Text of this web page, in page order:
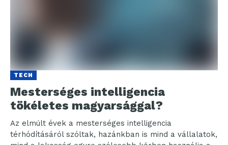
TECH
Mesterséges intelligencia
tökéletes magyarsággal?
Az elmúlt évek a mesterséges intelligencia
térhódításáról szóltak, hazánkban is mind a vállalatok,